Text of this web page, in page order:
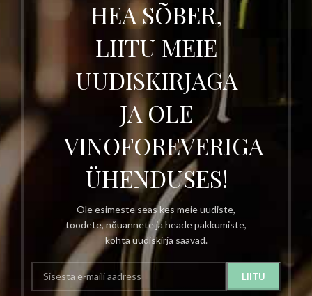
HEA SÕBER,
LIITU MEIE
UUDISKIRJAGA
JA OLE
VINOFOREVERIGA
ÜHENDUSES!
Ole esimeste seas kes meie uudiste,
toodete, nõuannete ja heade pakkumiste,
kohta uudiskirja saavad.